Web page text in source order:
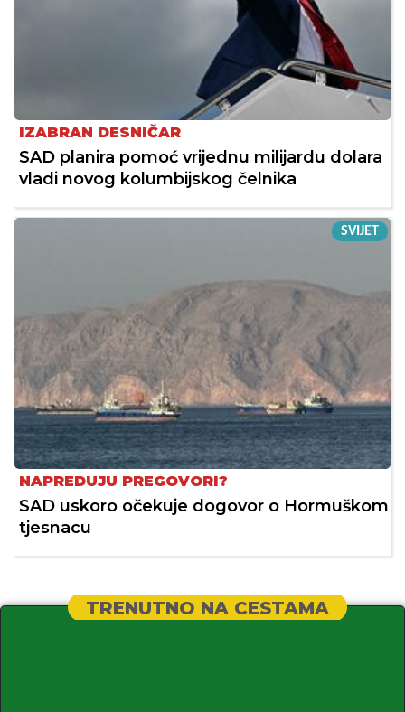
IZABRAN DESNIČAR
SAD planira pomoć vrijednu milijardu dolara
vladi novog kolumbijskog čelnika
SVIJET
NAPREDUJU PREGOVORI?
SAD uskoro očekuje dogovor o Hormuškom
tjesnacu
TRENUTNO NA CESTAMA